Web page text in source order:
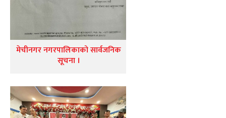
मेचीनगर नगरपालिकाको सार्वजनिक
सूचना ।